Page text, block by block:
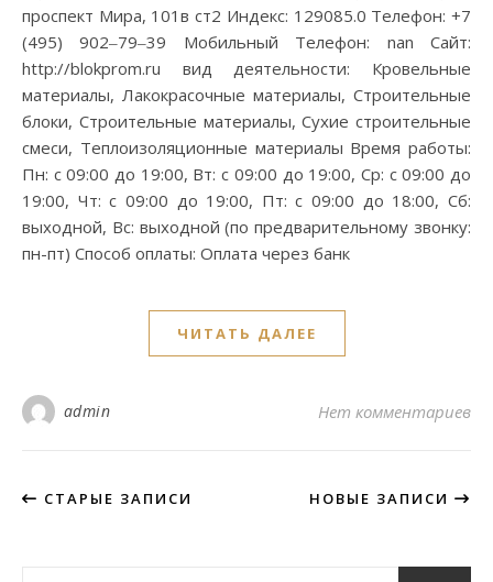
проспект Мира, 101в ст2 Индекс: 129085.0 Телефон: +7
(495) 902‒79‒39 Мобильный Телефон: nan Сайт:
http://blokprom.ru вид деятельности: Кровельные
материалы, Лакокрасочные материалы, Строительные
блоки, Строительные материалы, Сухие строительные
смеси, Теплоизоляционные материалы Время работы:
Пн: с 09:00 до 19:00, Вт: с 09:00 до 19:00, Ср: с 09:00 до
19:00, Чт: с 09:00 до 19:00, Пт: с 09:00 до 18:00, Сб:
выходной, Вс: выходной (по предварительному звонку:
пн-пт) Способ оплаты: Оплата через банк
ЧИТАТЬ ДАЛЕЕ
admin Нет комментариев
СТАРЫЕ ЗАПИСИ НОВЫЕ ЗАПИСИ